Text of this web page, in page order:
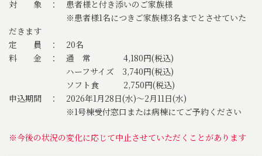
対 象 ： 患者様と付き添いのご家族様
※患者様1名につきご家族様3名までとさせていた
だきます
定 員 ： 20名
料 金 ： 通 常 4,180円(税込)
ハーフサイズ 3,740円(税込)
ソフト食 2,750円(税込)
申込期間 ： 2026年1月28日(水)～2月11日(水)
※1号棟受付窓口または病棟にてご予約ください
※今後の状況の変化に応じて中止させていただくことがあります